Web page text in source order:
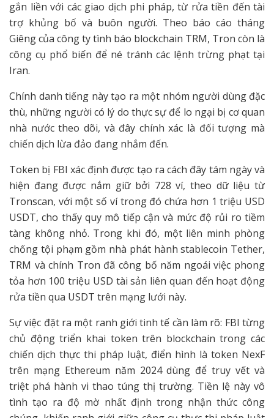
gắn liền với các giao dịch phi pháp, từ rửa tiền đến tài
trợ khủng bố và buôn người. Theo báo cáo tháng
Giêng của công ty tình báo blockchain TRM, Tron còn là
công cụ phổ biến để né tránh các lệnh trừng phạt tại
Iran.
Chính danh tiếng này tạo ra một nhóm người dùng đặc
thù, những người có lý do thực sự để lo ngại bị cơ quan
nhà nước theo dõi, và đây chính xác là đối tượng mà
chiến dịch lừa đảo đang nhắm đến.
Token bị FBI xác định được tạo ra cách đây tám ngày và
hiện đang được nắm giữ bởi 728 ví, theo dữ liệu từ
Tronscan, với một số ví trong đó chứa hơn 1 triệu USD
USDT, cho thấy quy mô tiếp cận và mức độ rủi ro tiềm
tàng không nhỏ. Trong khi đó, một liên minh phòng
chống tội phạm gồm nhà phát hành stablecoin Tether,
TRM và chính Tron đã công bố năm ngoái việc phong
tỏa hơn 100 triệu USD tài sản liên quan đến hoạt động
rửa tiền qua USDT trên mạng lưới này.
Sự việc đặt ra một ranh giới tinh tế cần làm rõ: FBI từng
chủ động triển khai token trên blockchain trong các
chiến dịch thực thi pháp luật, điển hình là token NexF
trên mạng Ethereum năm 2024 dùng để truy vết và
triệt phá hành vi thao túng thị trường. Tiền lệ này vô
tình tạo ra độ mờ nhất định trong nhận thức công